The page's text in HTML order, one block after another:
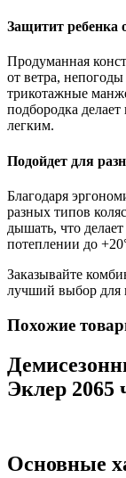
Защитит ребенка
Продуманная
от ветра,
трикотажные
подбородка
легким.
Подойдет для
Благодаря
разных типов
дышать, что
потеплении до
Заказывайте
лучший выбор для
Похожие
Эклер 2065
Основные